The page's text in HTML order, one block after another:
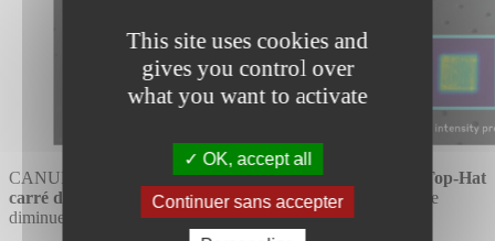
This site uses cookies and
gives you control over
what you want to activate
OK, accept all
Continuer sans accepter
CANUNDA-PULSE a permis la génération d’un
faisceau Top-Hat
carré de 15 µm
de largeur sur le plan de travail permettant de
diminuer le temps de processus et d’améliorer la qualité.